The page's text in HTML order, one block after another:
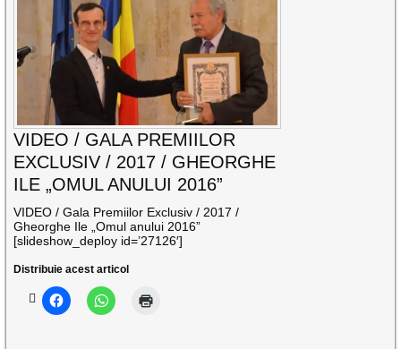
VIDEO / GALA PREMIILOR
EXCLUSIV / 2017 / GHEORGHE
ILE „OMUL ANULUI 2016”
VIDEO / Gala Premiilor Exclusiv / 2017 /
Gheorghe Ile „Omul anului 2016”
[slideshow_deploy id=’27126′]
Distribuie acest articol